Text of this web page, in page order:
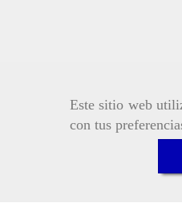
Este sitio web
con tus